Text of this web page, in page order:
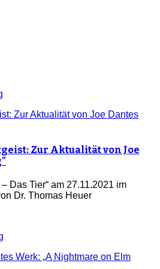
Zur Aktualität von Joe
Das Tier“ am 27.11.2021 im
Dr. Thomas Heuer